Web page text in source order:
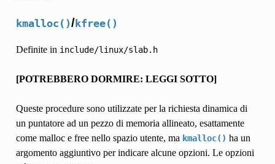
kmalloc()/kfree()
Definite in include/linux/slab.h
[POTREBBERO DORMIRE: LEGGI SOTTO]
Queste procedure sono utilizzate per la richiesta dinamica di
un puntatore ad un pezzo di memoria allineato, esattamente
come malloc e free nello spazio utente, ma kmalloc() ha un
argomento aggiuntivo per indicare alcune opzioni. Le opzioni